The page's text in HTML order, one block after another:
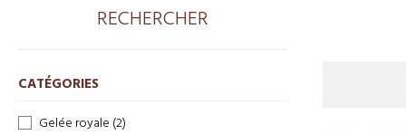
RECHERCHER
CATÉGORIES
Gelée royale (2)